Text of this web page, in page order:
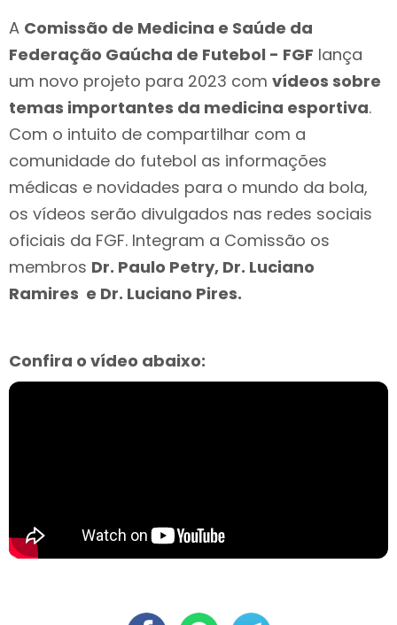
A Comissão de Medicina e Saúde da
Federação Gaúcha de Futebol - FGF lança
um novo projeto para 2023 com vídeos sobre
temas importantes da medicina esportiva.
Com o intuito de compartilhar com a
comunidade do futebol as informações
médicas e novidades para o mundo da bola,
os vídeos serão divulgados nas redes sociais
oficiais da FGF. Integram a Comissão os
membros Dr. Paulo Petry, Dr. Luciano
Ramires e Dr. Luciano Pires.
Confira o vídeo abaixo: